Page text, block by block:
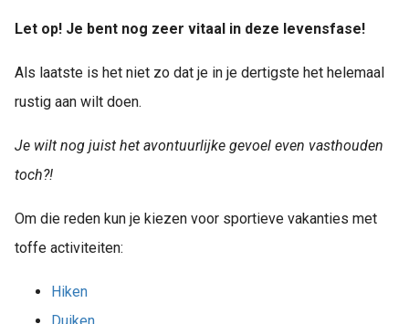
Let op! Je bent nog zeer vitaal in deze levensfase!
Als laatste is het niet zo dat je in je dertigste het helemaal
rustig aan wilt doen.
Je wilt nog juist het avontuurlijke gevoel even vasthouden
toch?!
Om die reden kun je kiezen voor sportieve vakanties met
toffe activiteiten:
Hiken
Duiken